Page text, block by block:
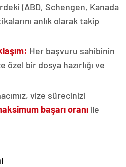
(ABD, Schengen, Kanada
anlık olarak takip
Her başvuru sahibinin
özel bir dosya hazırlığı ve
vize sürecinizi
başarı oranı ile